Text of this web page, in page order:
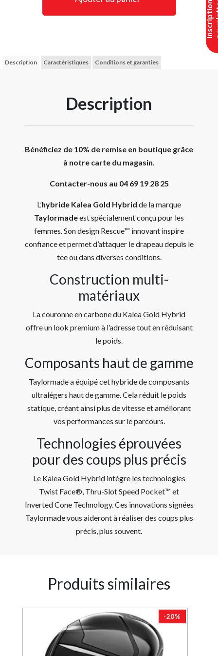
I
n
s
c
r
i
p
t
i
o
n
n
e
w
s
l
e
t
t
e
Description Caractéristiques Conditions et garanties
Description
Bénéficiez de 10% de remise en boutique grâce
à notre carte du magasin.
Contacter-nous au 04 69 19 28 25
L’hybride Kalea Gold Hybrid de la marque
Taylormadeest spécialement conçu pour les
femmes. Son design Rescue™ innovant inspire
confiance et permet d’attaquer le drapeau depuis le
tee ou dans diverses conditions.
Construction multi-
matériaux
La couronne en carbone du Kalea Gold Hybrid
offre un look premium à l’adresse tout en réduisant
le poids.
Composants haut de gamme
Taylormade a équipé cet hybride de composants
ultralégers haut de gamme. Cela réduit le poids
statique, créant ainsi plus de vitesse et améliorant
vos performances sur le parcours.
Technologies éprouvées
pour des coups plus précis
Le Kalea Gold Hybrid intègre les technologies
Twist Face®, Thru-Slot Speed Pocket™ et
Inverted Cone Technology. Ces innovations signées
Taylormade vous aideront à réaliser des coups plus
précis, plus souvent.
Produits similaires
-20%